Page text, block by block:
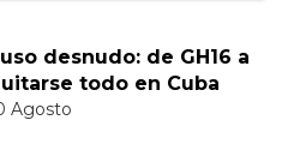
desnudo: de GH16 a
todo en Cuba
Agosto